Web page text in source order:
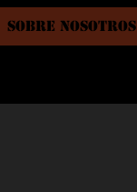
SOBRE NOSOTROS